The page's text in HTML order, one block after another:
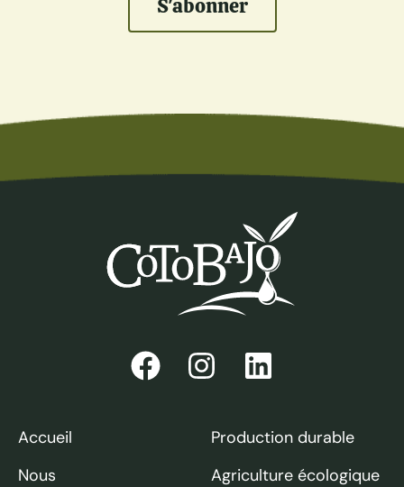
S'abonner
Accueil
Nous
Production durable
Agriculture écologique